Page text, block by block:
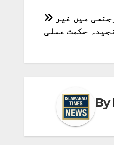
پوسٹوں
کی
نیویگیشن
حکمت عملی
By